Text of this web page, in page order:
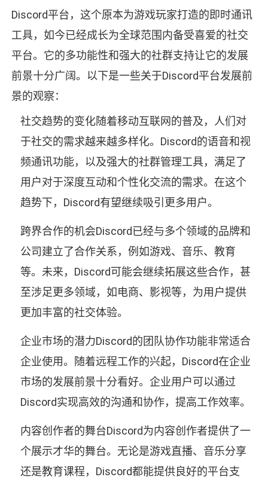
Discord平台，这个原本为游戏玩家打造的即时通讯
工具，如今已经成长为全球范围内备受喜爱的社交
平台。它的多功能性和强大的社群支持让它的发展
前景十分广阔。以下是一些关于Discord平台发展前
景的观察：
社交趋势的变化随着移动互联网的普及，人们对
于社交的需求越来越多样化。Discord的语音和视
频通讯功能，以及强大的社群管理工具，满足了
用户对于深度互动和个性化交流的需求。在这个
趋势下，Discord有望继续吸引更多用户。
跨界合作的机会Discord已经与多个领域的品牌和
公司建立了合作关系，例如游戏、音乐、教育
等。未来，Discord可能会继续拓展这些合作，甚
至涉足更多领域，如电商、影视等，为用户提供
更加丰富的社交体验。
企业市场的潜力Discord的团队协作功能非常适合
企业使用。随着远程工作的兴起，Discord在企业
市场的发展前景十分看好。企业用户可以通过
Discord实现高效的沟通和协作，提高工作效率。
内容创作者的舞台Discord为内容创作者提供了一
个展示才华的舞台。无论是游戏直播、音乐分享
还是教育课程，Discord都能提供良好的平台支